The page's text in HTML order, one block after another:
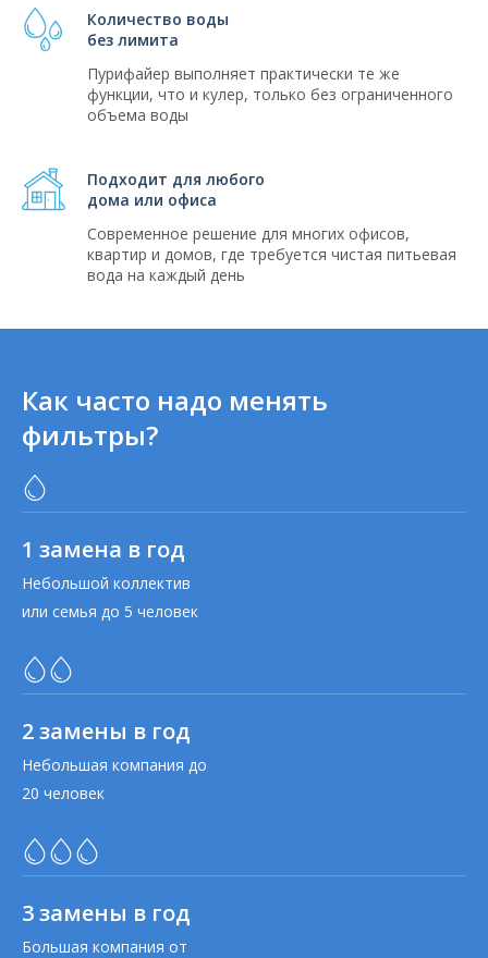
Количество воды
без лимита
Пурифайер выполняет практически те же
функции, что и кулер, только без ограниченного
объема воды
Подходит для любого
дома или офиса
Современное решение для многих офисов,
квартир и домов, где требуется чистая питьевая
вода на каждый день
Как часто надо менять
фильтры?
1 замена в год
Небольшой коллектив
или семья до 5 человек
2 замены в год
Небольшая компания до
20 человек
3 замены в год
Большая компания от